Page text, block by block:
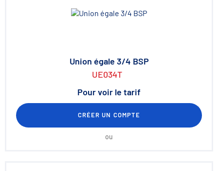
Union égale 3/4 BSP
UE034T
Pour voir le tarif
CRÉER UN COMPTE
ou